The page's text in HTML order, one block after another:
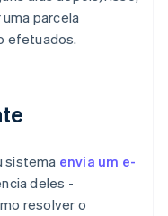
parcela
efetuados.
sistema envia um e-
deles -
resolver o